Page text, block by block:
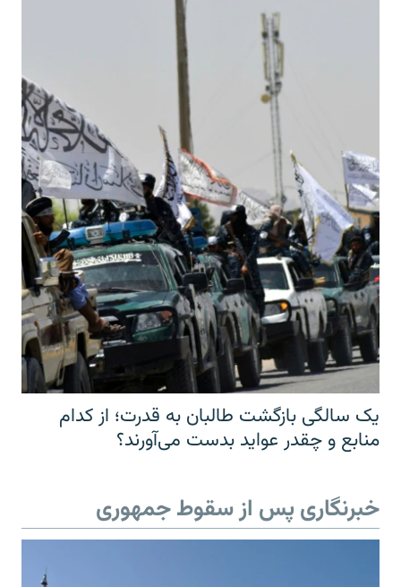
یک سالگی بازگشت طالبان به قدرت؛ از کدام
منابع و چقدر عواید بدست می‌آورند؟
خبرنگاری پس از سقوط جمهوری